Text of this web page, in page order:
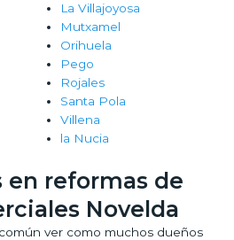
La Villajoyosa
Mutxamel
Orihuela
Pego
Rojales
Santa Pola
Villena
la Nucia
en reformas de
Novelda
ver como muchos dueños